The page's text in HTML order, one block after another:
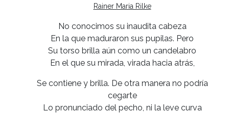
Rainer Maria Rilke
No conocimos su inaudita cabeza
En la que maduraron sus pupilas. Pero
Su torso brilla aún como un candelabro
En el que su mirada, virada hacia atrás,
Se contiene y brilla. De otra manera no podría
cegarte
Lo pronunciado del pecho, ni la leve curva